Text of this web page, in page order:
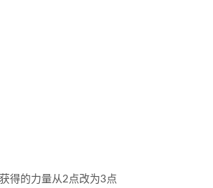
得的力量从2点改为3点